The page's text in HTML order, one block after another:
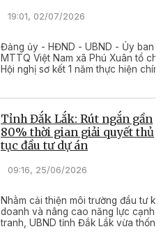
19:01, 02/07/2026
Đảng ủy - HĐND - UBND - Ủy ban
MTTQ Việt Nam xã Phú Xuân tổ
Hội nghị sơ kết 1 năm thực hiện
sự tại các thôn, chi bộ sau sắp xếp,
tổ chức lại trên địa bàn xã.
Tỉnh Đắk Lắk: Rút ngắn gần
80% thời gian giải quyết thủ
tục đầu tư dự án
09:16, 25/06/2026
Nhằm cải thiện môi trường đầu tư
doanh và nâng cao năng lực cạnh
tranh, UBND tỉnh Đắk Lắk vừa thống